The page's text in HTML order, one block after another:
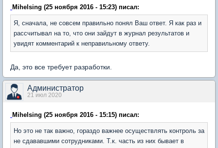
Mihelsing (25 ноября 2016 - 15:23) писал:
Я, сначала, не совсем правильно понял Ваш ответ. Я как раз и
рассчитывал на то, что они зайдут в журнал результатов и
увидят комментарий к неправильному ответу.
Да, это все требует разработки.
Администратор
21 июл 2020
Mihelsing (25 ноября 2016 - 15:15) писал:
Но это не так важно, гораздо важнее осуществлять контроль за
не сдававшими сотрудниками. Т.к. часть из них бывает в